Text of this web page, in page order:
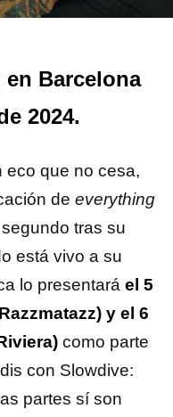
en Barcelona
2024.
eco que no cesa,
de everything
tras su
está vivo a su
lo presentará el 5
y el 6
como parte
con Slowdive:
partes sí son